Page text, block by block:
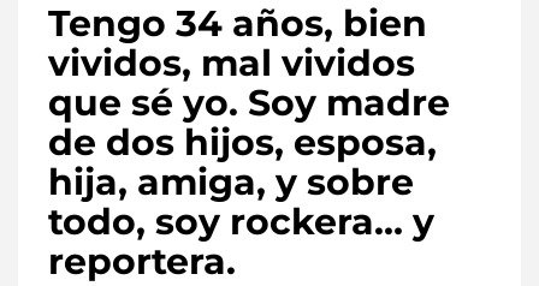
Tengo 34 años, bien
vividos, mal vividos
que sé yo. Soy madre
de dos hijos, esposa,
hija, amiga, y sobre
todo, soy rockera… y
reportera.